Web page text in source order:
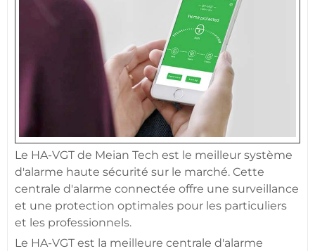
Le HA-VGT de Meian Tech est le meilleur système
d'alarme haute sécurité sur le marché. Cette
centrale d'alarme connectée offre une surveillance
et une protection optimales pour les particuliers
et les professionnels.
Le HA-VGT est la meilleure centrale d'alarme